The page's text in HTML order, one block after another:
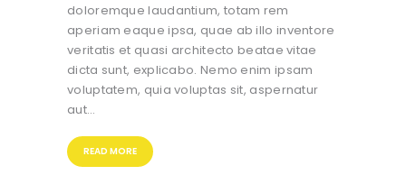
doloremque laudantium, totam rem
aperiam eaque ipsa, quae ab illo inventore
veritatis et quasi architecto beatae vitae
dicta sunt, explicabo. Nemo enim ipsam
voluptatem, quia voluptas sit, aspernatur
aut…
READ MORE